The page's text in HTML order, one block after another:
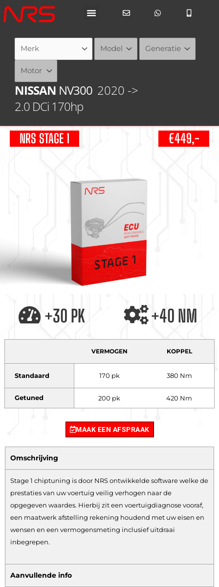
Ga
naar
NISSAN NV300 2020 ->
2.0 DCi 170hp
NRS STAGE 1 €449,-
+30 PK +40 NM
VERMOGEN KOPPEL
Standaard 170 pk 380 Nm
Getuned 200 pk 420 Nm
MAAK EEN AFSPRAAK
Omschrijving
Stage 1 chiptuning is door NRS ontwikkelde software welke de
prestaties van uw voertuig veilig verhogen naar de
opgegeven waardes. Hierbij zit een voertuigdiagnose vooraf,
een maatwerk afstelling rekening houdend met uw eisen en
wensen en een vermogensmeting inclusief uitdraai
inbegrepen.
Aanvullende info